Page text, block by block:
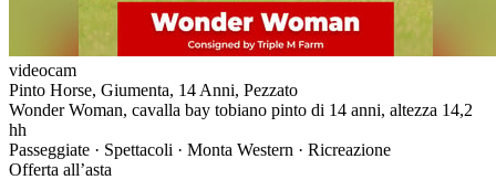
videocam
Pinto Horse, Giumenta, 14 Anni, Pezzato
Wonder Woman, cavalla bay tobiano pinto di 14 anni, altezza 14,2
hh
Passeggiate · Spettacoli · Monta Western · Ricreazione
Offerta all’asta